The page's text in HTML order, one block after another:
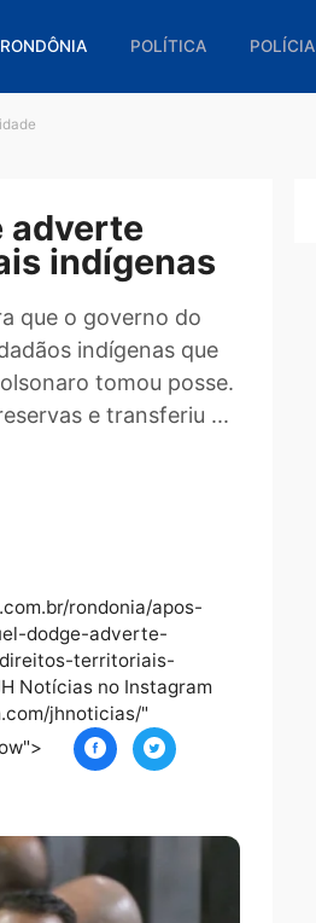
RONDÔNIA POLÍTICA
adverte
indígenas
feira que o governo do
mil cidadãos indígenas
que Bolsonaro tomou
reservas e transferiu
rondonia/apos-
raquel-dodge-adverte-
sobre-direitos-territoriais-
o JH Notícias no Instagram